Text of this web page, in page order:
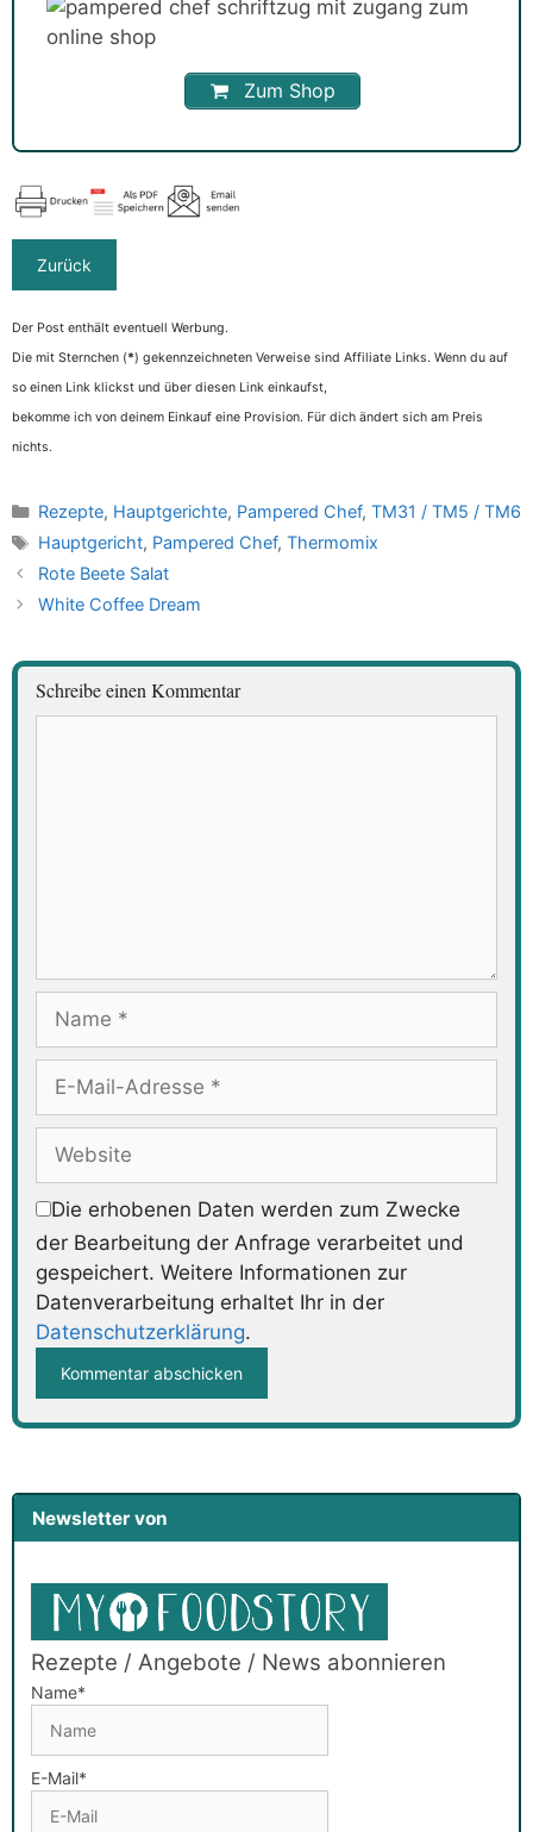
Zum Shop
Der Post enthält eventuell Werbung.
Die mit Sternchen (*) gekennzeichneten Verweise sind Affiliate Links. Wenn du auf
so einen Link klickst und über diesen Link einkaufst,
bekomme ich von deinem Einkauf eine Provision. Für dich ändert sich am Preis
nichts.
Kategorien
Rezepte, Hauptgerichte, Pampered Chef, TM31 / TM5 / TM6
Schlagwörter
Hauptgericht, Pampered Chef, Thermomix
Rote Beete Salat
White Coffee Dream
Schreibe einen Kommentar
Name
Adresse
Website
Die erhobenen Daten werden zum Zwecke
der Bearbeitung der Anfrage verarbeitet und
gespeichert. Weitere Informationen zur
Datenverarbeitung erhaltet Ihr in der
Datenschutzerklärung.
Newsletter von
Rezepte / Angebote / News abonnieren
Name*
E-Mail*